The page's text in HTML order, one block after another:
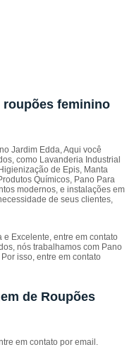
roupões feminino
Jardim Edda, Aqui você
como Lavanderia Industrial
de Epis, Manta
Químicos, Pano Para
modernos, e instalações em
de seus clientes,
Excelente, entre em contato
nós trabalhamos com Pano
isso, entre em contato
de Roupões
em contato por email.